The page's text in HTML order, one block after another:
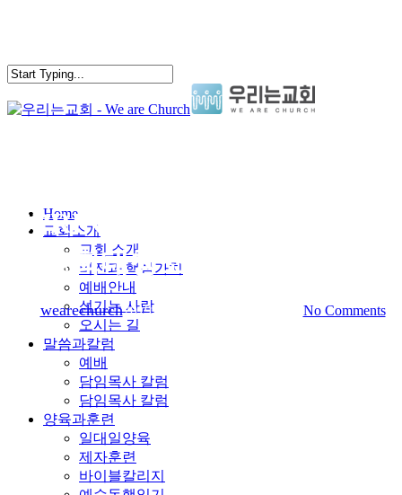
content
search
Menu
Home
교회소개
교회 소개
비전과 핵심가치
예배안내
섬기는 사람
오시는 길
말씀과칼럼
예배
담임목사 칼럼
담임목사 칼럼
양육과훈련
일대일양육
제자훈련
바이블칼리지
SPRING CLEANING, 봄맞이
교회대청소에 함께 해요~
wearechurch2019년 3월 20일 No Comments